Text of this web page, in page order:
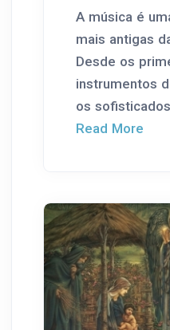
A música é
mais antigas
Desde os
instrumentos
os
Read More